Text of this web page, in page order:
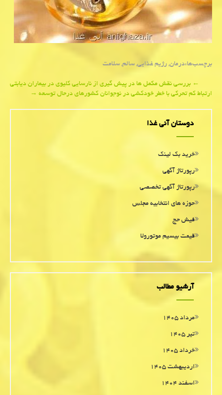
برچسب‌ها:درمان,رژیم غذایی,سالم,سلامت
Post
navigation
←بررسی نقش مكمل ها در پیش گیری از نارسایی كلیوی در بیماران دیابتی
ارتباط كم تحركی با خطر خودكشی در نوجوانان كشورهای درحال توسعه→
دوستان آنی غذا
خرید بک لینک
رپورتاژ آگهی
رپورتاژ آگهی تخصصی
حوزه های انتخابیه مجلس
فیش حج
قیمت بیسیم موتورولا
آرشیو مطالب
مرداد ۱۴۰۵
تیر ۱۴۰۵
خرداد ۱۴۰۵
اردیبهشت ۱۴۰۵
اسفند ۱۴۰۴